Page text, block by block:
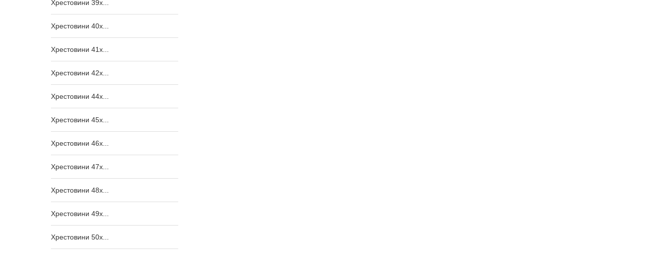
Хрестовини 39x...
Хрестовини 40x...
Хрестовини 41x...
Хрестовини 42x...
Хрестовини 44x...
Хрестовини 45x...
Хрестовини 46x...
Хрестовини 47x...
Хрестовини 48x...
Хрестовини 49x...
Хрестовини 50x...